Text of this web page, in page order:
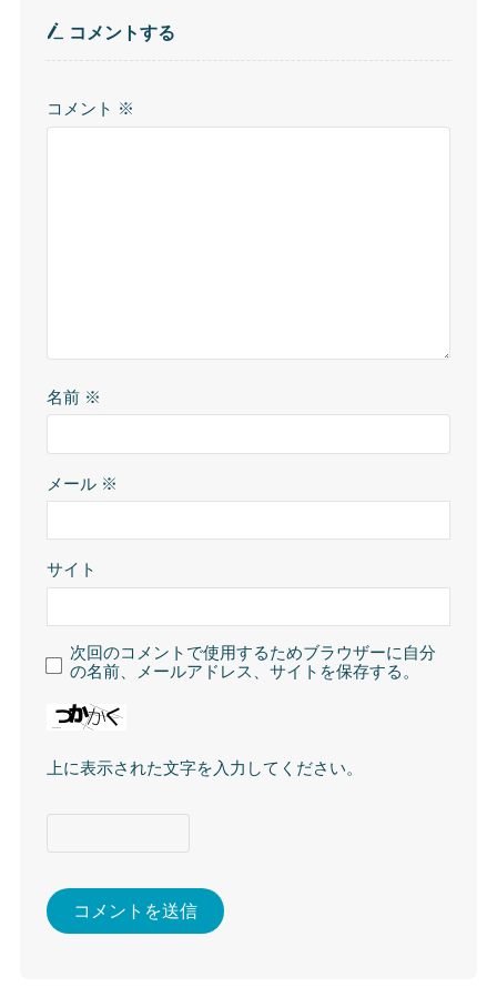
コメントする
コメント ※
名前 ※
メール ※
サイト
次回のコメントで使用するためブラウザーに自分
の名前、メールアドレス、サイトを保存する。
上に表示された文字を入力してください。